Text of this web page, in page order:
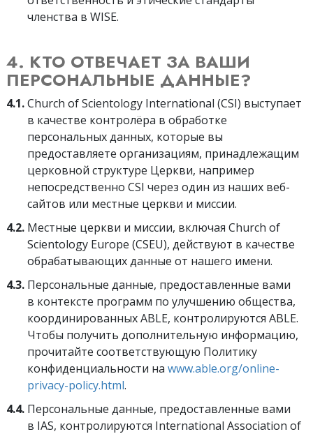
членства в WISE.
4. КТО ОТВЕЧАЕТ ЗА ВАШИ
ПЕРСОНАЛЬНЫЕ ДАННЫЕ?
4.1.Church of Scientology International (CSI) выступает
в качестве контролёра в обработке
персональных данных, которые вы
предоставляете организациям, принадлежащим
церковной структуре Церкви, например
непосредственно CSI через один из наших веб-
сайтов или местные церкви и миссии.
4.2. Местные церкви и миссии, включая Church of
Scientology Europe (CSEU), действуют в качестве
обрабатывающих данные от нашего имени.
4.3. Персональные данные, предоставленные вами
в контексте программ по улучшению общества,
координированных ABLE, контролируются ABLE.
Чтобы получить дополнительную информацию,
прочитайте соответствующую Политику
конфиденциальности на www.able.org/online-
privacy-policy.html.
4.4. Персональные данные, предоставленные вами
в IAS, контролируются International Association of